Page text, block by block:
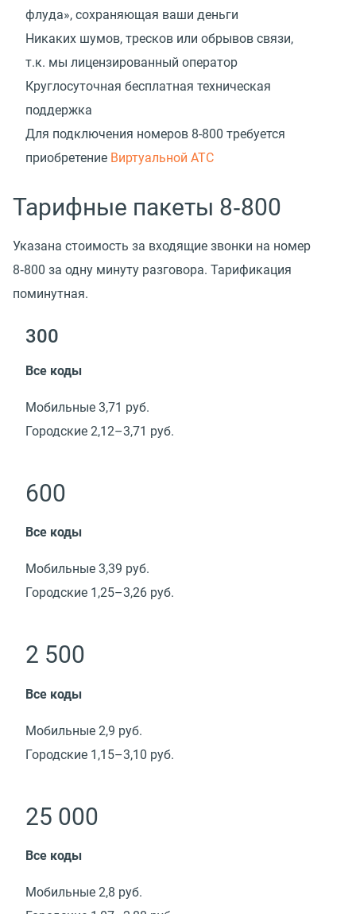
флуда», сохраняющая ваши деньги
Никаких шумов, тресков или обрывов связи,
т.к. мы лицензированный оператор
Круглосуточная бесплатная техническая
поддержка
Для подключения номеров 8-800 требуется
приобретение Виртуальной АТС
Тарифные пакеты 8‑800
Указана стоимость за входящие звонки на номер
8‑800 за одну минуту разговора. Тарификация
поминутная.
300
Все коды
Мобильные 3,71 руб.
Городские 2,12–3,71 руб.
600
Все коды
Мобильные 3,39 руб.
Городские 1,25–3,26 руб.
2 500
Все коды
Мобильные 2,9 руб.
Городские 1,15–3,10 руб.
25 000
Все коды
Мобильные 2,8 руб.